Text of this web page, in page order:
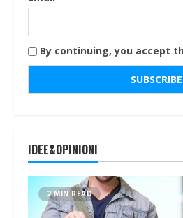
By continuing, you accept
IDEE&OPINIONI
2 MIN READ